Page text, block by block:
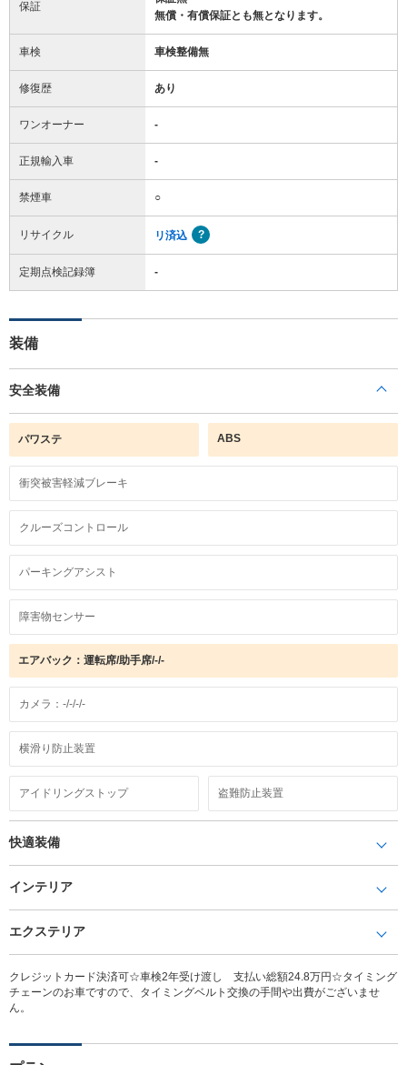
保証
無償・有償保証とも無となります。
車検 車検整備無
修復歴 あり
ワンオーナー -
正規輸入車 -
禁煙車 ○
リサイクル リ済込
定期点検記録簿 -
装備
安全装備
パワステ ABS
衝突被害軽減ブレーキ
クルーズコントロール
パーキングアシスト
障害物センサー
エアバック：運転席/助手席/-/-
カメラ：-/-/-/-
横滑り防止装置
アイドリングストップ 盗難防止装置
快適装備
インテリア
エクステリア
クレジットカード決済可☆車検2年受け渡し 支払い総額24.8万円☆タイミング
チェーンのお車ですので、タイミングベルト交換の手間や出費がございませ
ん。